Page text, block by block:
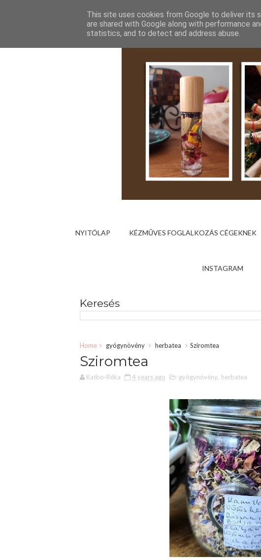
NYITÓLAP KÉZMŰVES FOGLALKOZÁS CÉGEKNEK
INSTAGRAM
Keresés
Home gyógynövény herbatea Sziromtea
Sziromtea
Katbo-Réka 4 years ago gyógynövény, herbatea
This site uses cookies from Google to deliver its
are shared with Google along with performance
statistics, and to detect and address abuse.